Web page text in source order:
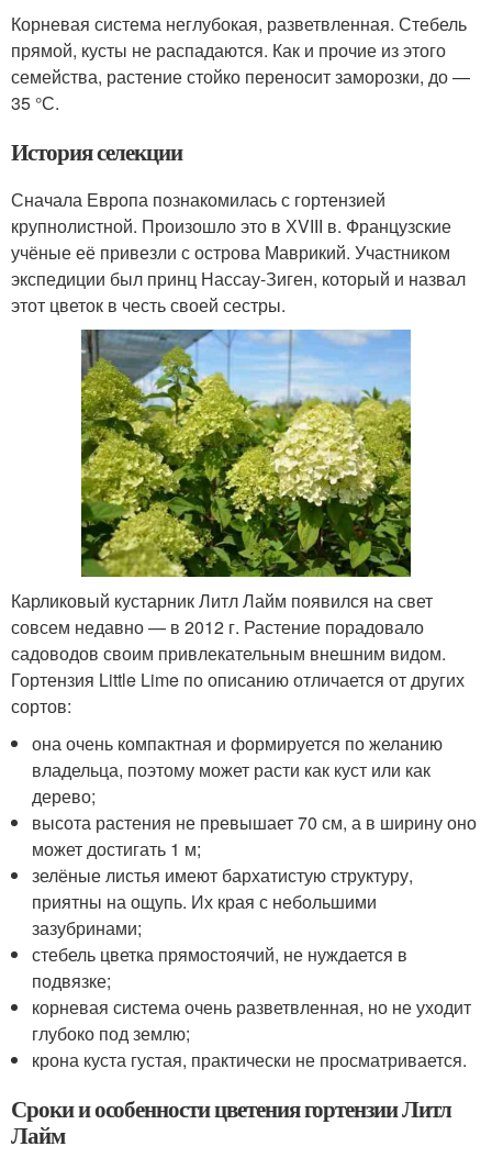
Корневая система неглубокая, разветвленная. Стебель
прямой, кусты не распадаются. Как и прочие из этого
семейства, растение стойко переносит заморозки, до —
35 °С.
История селекции
Сначала Европа познакомилась с гортензией
крупнолистной. Произошло это в ХVІІІ в. Французские
учёные её привезли с острова Маврикий. Участником
экспедиции был принц Нассау-Зиген, который и назвал
этот цветок в честь своей сестры.
Карликовый кустарник Литл Лайм появился на свет
совсем недавно — в 2012 г. Растение порадовало
садоводов своим привлекательным внешним видом.
Гортензия Little Lime по описанию отличается от других
сортов:
она очень компактная и формируется по желанию
владельца, поэтому может расти как куст или как
дерево;
высота растения не превышает 70 см, а в ширину оно
может достигать 1 м;
зелёные листья имеют бархатистую структуру,
приятны на ощупь. Их края с небольшими
зазубринами;
стебель цветка прямостоячий, не нуждается в
подвязке;
корневая система очень разветвленная, но не уходит
глубоко под землю;
крона куста густая, практически не просматривается.
Сроки и особенности цветения гортензии Литл
Лайм